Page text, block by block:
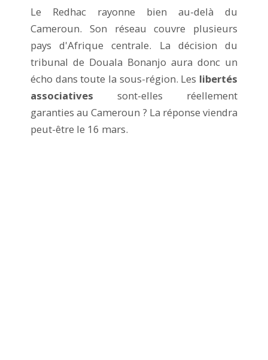
Le Redhac rayonne bien au-delà du
Cameroun. Son réseau couvre plusieurs
pays d'Afrique centrale. La décision du
tribunal de Douala Bonanjo aura donc un
écho dans toute la sous-région. Les libertés
associatives sont-elles réellement
garanties au Cameroun ? La réponse viendra
peut-être le 16 mars.